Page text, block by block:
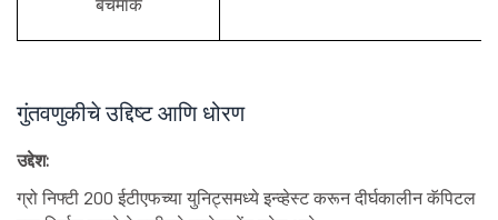
बेंचमार्क
गुंतवणुकीचे उद्दिष्ट आणि धोरण
उद्देश:
ग्रो निफ्टी 200 ईटीएफच्या युनिट्समध्ये इन्व्हेस्ट करून दीर्घकालीन कॅपिटल